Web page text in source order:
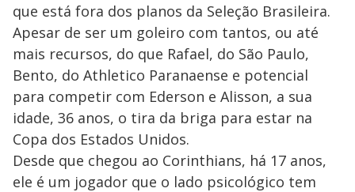
que está fora dos planos da Seleção Brasileira.
Apesar de ser um goleiro com tantos, ou até
mais recursos, do que Rafael, do São Paulo,
Bento, do Athletico Paranaense e potencial
para competir com Ederson e Alisson, a sua
idade, 36 anos, o tira da briga para estar na
Copa dos Estados Unidos.
Desde que chegou ao Corinthians, há 17 anos,
ele é um jogador que o lado psicológico tem